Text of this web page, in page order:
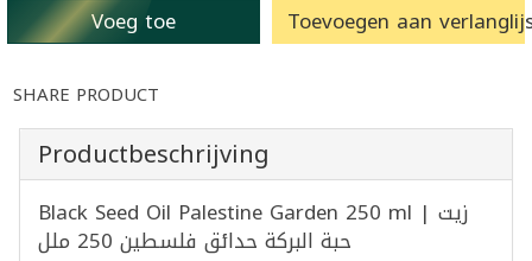
Voeg toe Toevoegen aan
SHARE PRODUCT
Productbeschrijving
Black Seed Oil Palestine Garden 250 ml | زيت
حبة البركة حدائق فلسطين 250 ملل